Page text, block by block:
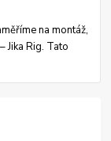
na montáž,
Jika Rig. Tato